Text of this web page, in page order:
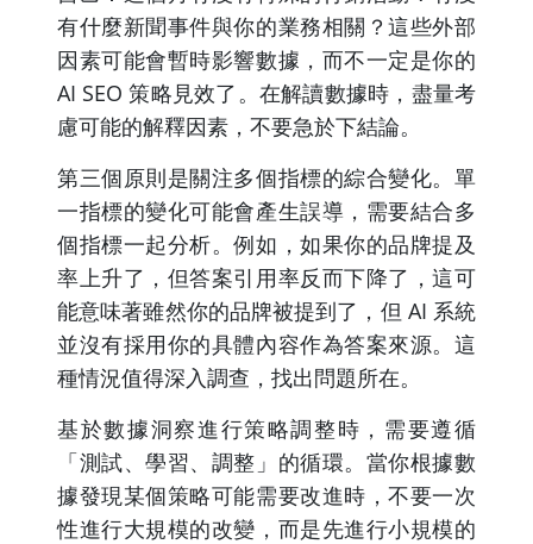
有什麼新聞事件與你的業務相關？這些外部
因素可能會暫時影響數據，而不一定是你的
AI SEO 策略見效了。在解讀數據時，盡量考
慮可能的解釋因素，不要急於下結論。
第三個原則是關注多個指標的綜合變化。單
一指標的變化可能會產生誤導，需要結合多
個指標一起分析。例如，如果你的品牌提及
率上升了，但答案引用率反而下降了，這可
能意味著雖然你的品牌被提到了，但 AI 系統
並沒有採用你的具體內容作為答案來源。這
種情況值得深入調查，找出問題所在。
基於數據洞察進行策略調整時，需要遵循
「測試、學習、調整」的循環。當你根據數
據發現某個策略可能需要改進時，不要一次
性進行大規模的改變，而是先進行小規模的